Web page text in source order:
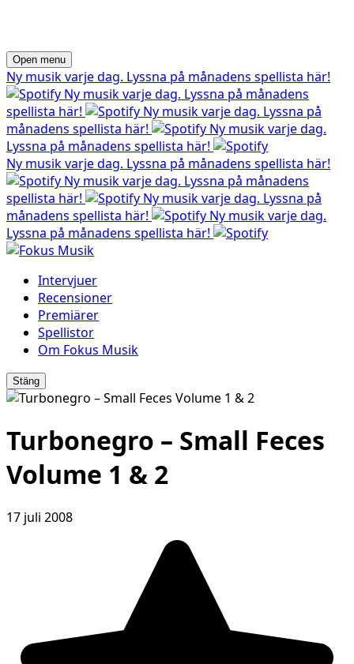
Open menu
Ny musik varje dag. Lyssna på månadens spellista här!
Ny musik varje dag. Lyssna på månadens
spellista här!
Ny musik varje dag. Lyssna på
månadens spellista här!
Ny musik varje dag.
Lyssna på månadens spellista här!
Ny musik varje dag. Lyssna på månadens spellista här!
Ny musik varje dag. Lyssna på månadens
spellista här!
Ny musik varje dag. Lyssna på
månadens spellista här!
Ny musik varje dag.
Lyssna på månadens spellista här!
Intervjuer
Recensioner
Premiärer
Spellistor
Om Fokus Musik
Stäng
Turbonegro – Small Feces
Volume 1 & 2
17 juli 2008